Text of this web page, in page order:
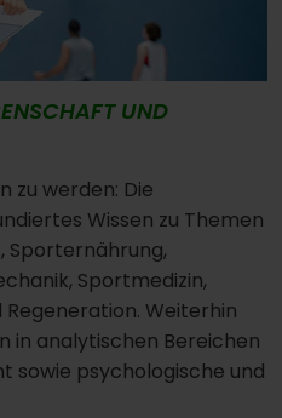
UND
zu werden: Die
Wissen zu Themen
Sporternährung,
Sportmedizin,
Weiterhin
in analytischen Bereichen
sowie psychologische und